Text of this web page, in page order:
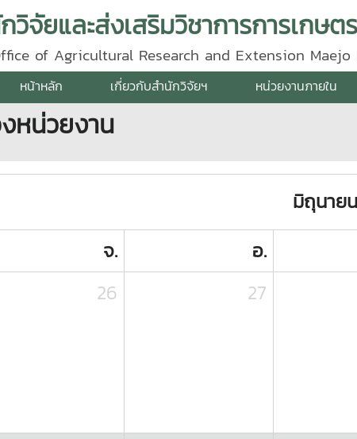
วิจัยและส่งเสริมวิชาการการเกษ
of Agricultural Research and Extension
หน้าหลัก เกี่ยวกับสำนักวิจัยฯ หน่วยงานภายใน
หน่วยงาน
มิถุนาย
จ. อ.
26 27